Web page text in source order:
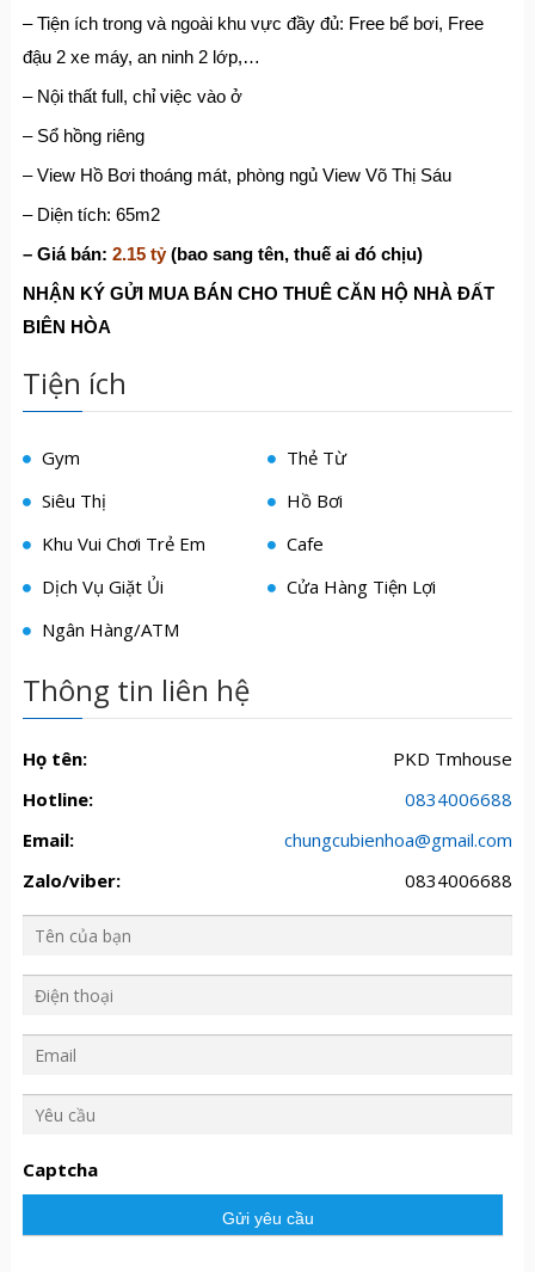
– Tiện ích trong và ngoài khu vực đầy đủ: Free bể bơi, Free
đậu 2 xe máy, an ninh 2 lớp,…
– Nội thất full, chỉ việc vào ở
– Sổ hồng riêng
– View Hồ Bơi thoáng mát, phòng ngủ View Võ Thị Sáu
– Diện tích: 65m2
– Giá bán: 2.15 tỷ(bao sang tên, thuế ai đó chịu)
NHẬN KÝ GỬI MUA BÁN CHO THUÊ CĂN HỘ NHÀ ĐẤT
BIÊN HÒA
Tiện ích
Gym
Thẻ Từ
Siêu Thị
Hồ Bơi
Khu Vui Chơi Trẻ Em
Cafe
Dịch Vụ Giặt Ủi
Cửa Hàng Tiện Lợi
Ngân Hàng/ATM
Thông tin liên hệ
Họ tên:
PKD Tmhouse
Hotline:
0834006688
Email:
chungcubienhoa@gmail.com
Zalo/viber:
0834006688
c
ầ
Captcha